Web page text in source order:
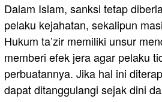
Dalam Islam, sanksi tetap
pelaku kejahatan, sekalipun
Hukum ta’zir memiliki unsur
memberi efek jera agar pelaku
perbuatannya. Jika hal ini
dapat ditanggulangi sejak dini